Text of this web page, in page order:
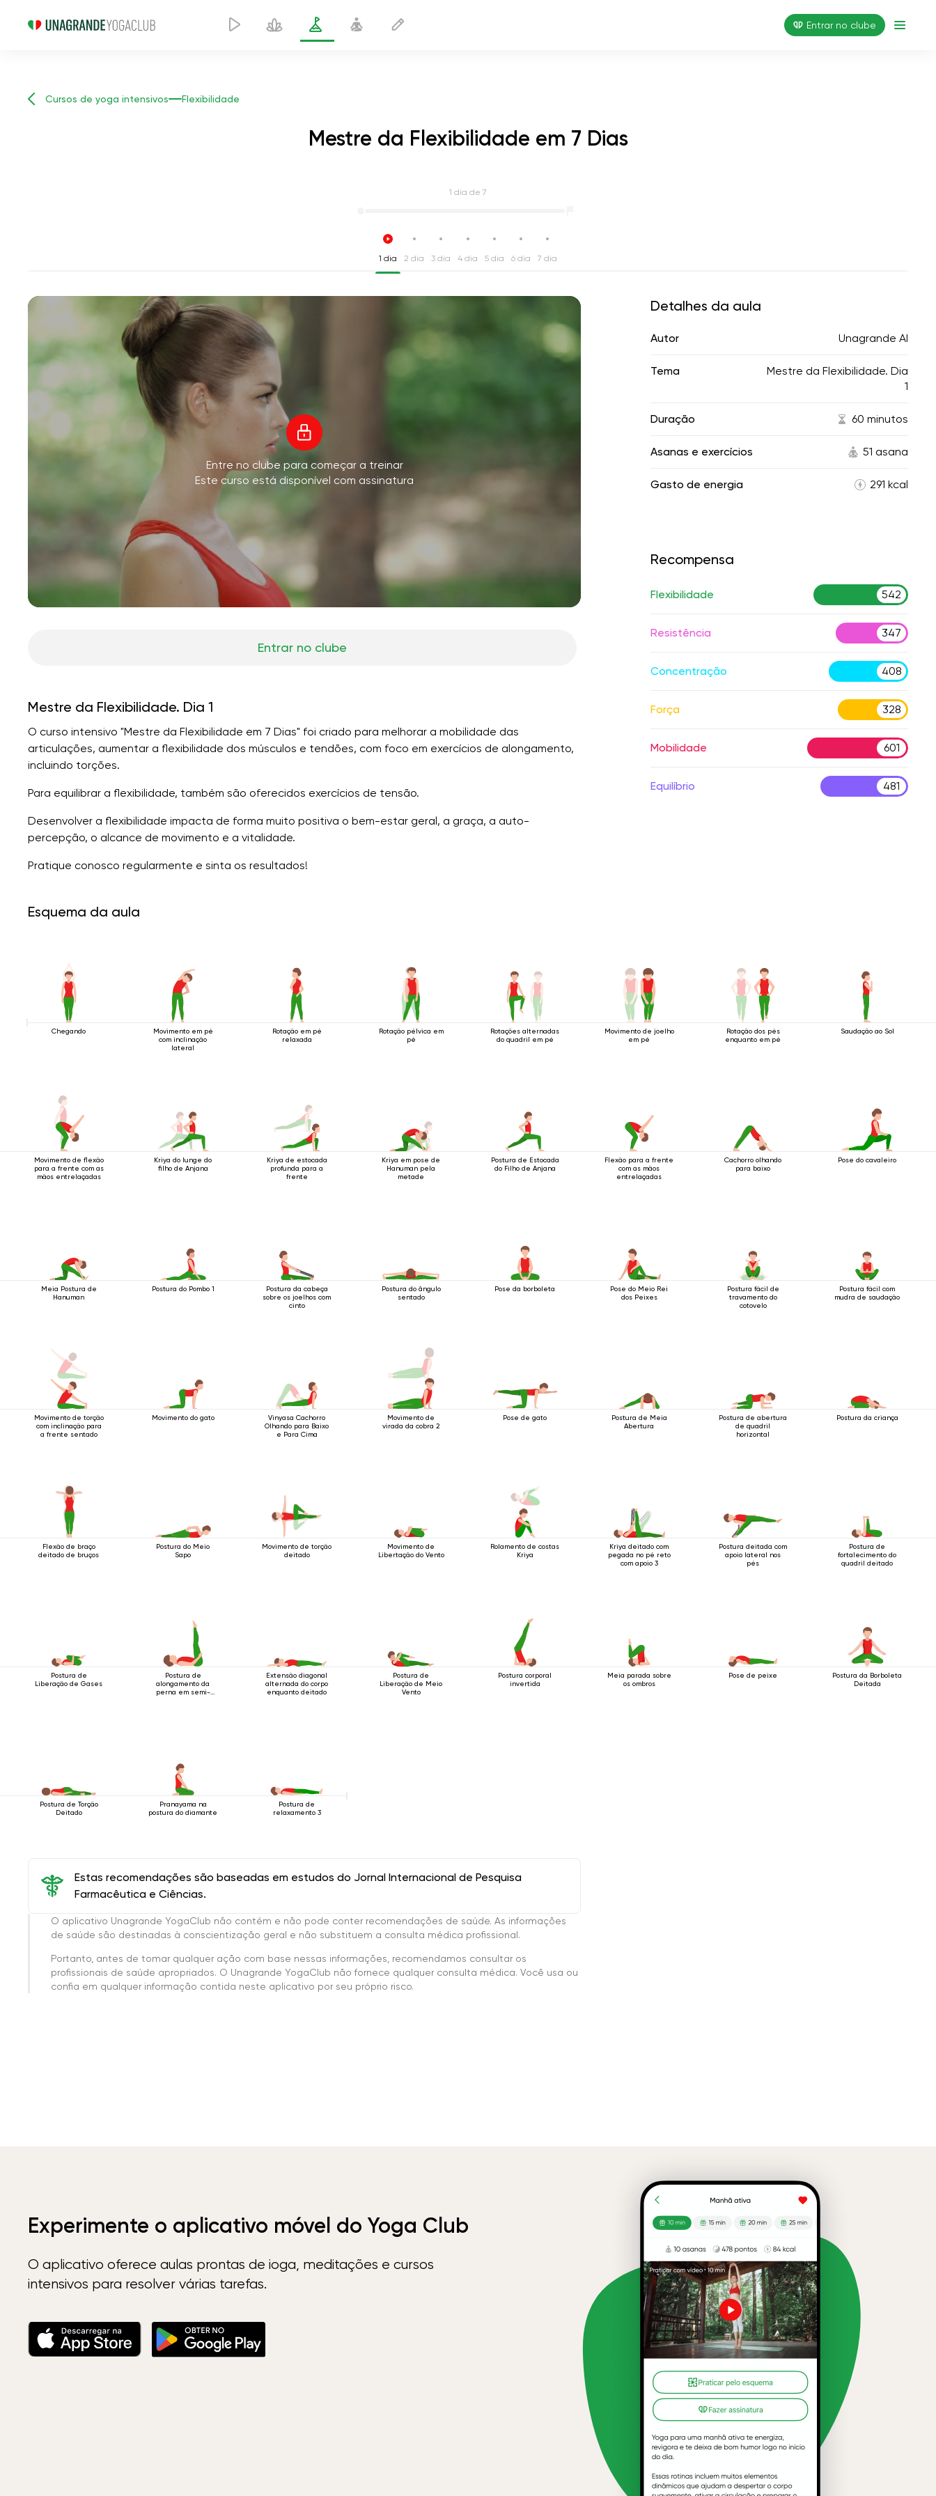
Entrar no clube
Cursos de yoga intensivos Flexibilidade
Mestre da Flexibilidade em 7 Dias
1 dia de 7
1 dia 2 dia 3 dia 4 dia 5 dia 6 dia 7 dia
Voz do instrutor
Música chuva de verão
silêncio da montanha
a voz do vento
floresta da primavera
Entre no clube para começar a treinar
Este curso está disponível com assinatura
Entrar no clube
Mestre da Flexibilidade. Dia 1
O curso intensivo "Mestre da Flexibilidade em 7 Dias" foi criado para melhorar a mobilidade das
articulações, aumentar a flexibilidade dos músculos e tendões, com foco em exercícios de alongamento,
incluindo torções.
Para equilibrar a flexibilidade, também são oferecidos exercícios de tensão.
Desenvolver a flexibilidade impacta de forma muito positiva o bem-estar geral, a graça, a auto-
percepção, o alcance de movimento e a vitalidade.
Pratique conosco regularmente e sinta os resultados!
Detalhes da aula
Autor Unagrande AI
Tema
Mestre da Flexibilidade. Dia
1
Duração 60 minutos
Asanas e exercícios 51 asana
Gasto de energia 291 kcal
Recompensa
Flexibilidade 542
Resistência 347
Concentração 408
Força 328
Mobilidade 601
Equilíbrio 481
Esquema da aula
Chegando
Movimento em pé
com inclinação
lateral
Rotação em pé
relaxada
Rotação pélvica em
pé
Rotações alternadas
do quadril em pé
Movimento de joelho
em pé
Rotação dos pés
enquanto em pé
Saudação ao Sol
Movimento de flexão
para a frente com as
mãos entrelaçadas
Kriya do lunge do
filho de Anjana
Kriya de estocada
profunda para a
frente
Kriya em pose de
Hanuman pela
metade
Postura de Estocada
do Filho de Anjana
Flexão para a frente
com as mãos
entrelaçadas
Cachorro olhando
para baixo
Pose do cavaleiro
Meia Postura de
Hanuman
Postura do Pombo 1
Postura da cabeça
sobre os joelhos com
cinto
Postura do ângulo
sentado
Pose da borboleta
Pose do Meio Rei
dos Peixes
Postura fácil de
travamento do
cotovelo
Postura fácil com
mudra de saudação
Movimento de torção
com inclinação para
a frente sentado
Movimento do gato
Vinyasa Cachorro
Olhando para Baixo
e Para Cima
Movimento de
virada da cobra 2
Pose de gato
Postura de Meia
Abertura
Postura de abertura
de quadril
horizontal
Postura da criança
Flexão de braço
deitado de bruços
Postura do Meio
Sapo
Movimento de torção
deitado
Movimento de
Libertação do Vento
Rolamento de costas
Kriya
Kriya deitado com
pegada no pé reto
com apoio 3
Postura deitada com
apoio lateral nos
pés
Postura de
fortalecimento do
quadril deitado
Postura de
Liberação de Gases
Postura de
alongamento da
perna em semi-
Extensão diagonal
alternada do corpo
enquanto deitado
Postura de
Liberação de Meio
Vento
Postura corporal
invertida
Meia parada sobre
os ombros
Pose de peixe
Postura da Borboleta
Deitada
Postura de Torção
Deitado
Pranayama na
postura do diamante
Postura de
relaxamento 3
Estas recomendações são baseadas em estudos do Jornal Internacional de Pesquisa
Farmacêutica e Ciências.
O aplicativo Unagrande YogaClub não contém e não pode conter recomendações de saúde. As informações
de saúde são destinadas à conscientização geral e não substituem a consulta médica profissional.
Portanto, antes de tomar qualquer ação com base nessas informações, recomendamos consultar os
profissionais de saúde apropriados. O Unagrande YogaClub não fornece qualquer consulta médica. Você usa ou
confia em qualquer informação contida neste aplicativo por seu próprio risco.
Experimente o aplicativo móvel do Yoga Club
O aplicativo oferece aulas prontas de ioga, meditações e cursos
intensivos para resolver várias tarefas.